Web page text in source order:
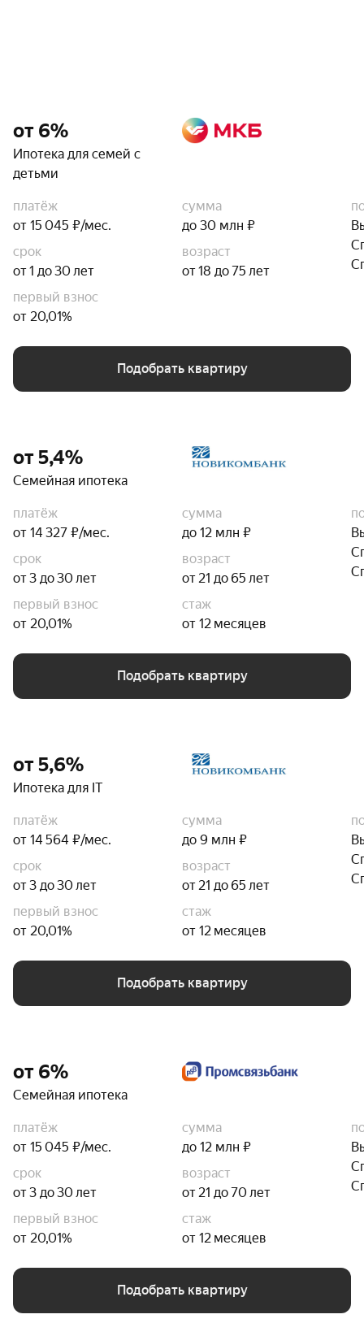
от 6%
Ипотека для семей с
детьми
платёж
от 15 045 ₽/мес.
сумма
до 30 млн ₽
срок
от 1 до 30 лет
возраст
от 18 до 75 лет
первый взнос
от 20,01%
Подобрать квартиру
от 5,4%
Семейная ипотека
платёж
от 14 327 ₽/мес.
сумма
до 12 млн ₽
срок
от 3 до 30 лет
возраст
от 21 до 65 лет
первый взнос
от 20,01%
стаж
от 12 месяцев
Подобрать квартиру
от 5,6%
Ипотека для IT
платёж
от 14 564 ₽/мес.
сумма
до 9 млн ₽
срок
от 3 до 30 лет
возраст
от 21 до 65 лет
первый взнос
от 20,01%
стаж
от 12 месяцев
Подобрать квартиру
от 6%
Семейная ипотека
платёж
от 15 045 ₽/мес.
сумма
до 12 млн ₽
срок
от 3 до 30 лет
возраст
от 21 до 70 лет
первый взнос
от 20,01%
стаж
от 12 месяцев
Подобрать квартиру